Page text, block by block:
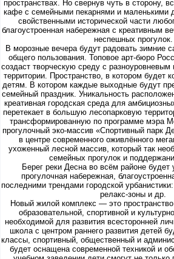
пространствах. Но свернув чуть в сторону,
кафе с семейными пекарнями и маленькими
свойственными исторической части
благоустроенная набережная с креативным
неспешных прогулок.
В морозные вечера будут радовать зимние
общего пользования. Топовое арт-бюро
создаст творческую среду с
территории. Пространство, в котором будет
детям. В котором каждые выходные будут
семейный праздник. Уникальность
креативная городская среда для
перетекает в большую лесопарковую
трансформированную по программе мэра
прогулочный эко-массив «Спортивный парк
в центре современного оживлённого
ухоженный лесной массив, который так
семейных прогулок и
Берег реки Десна во всём районе будет
прогулочная набережная,
последними трендами городской
релакс-зоны и др.
Новый жилой комплекс — это
образовательной, спортивной и
необходимой для развития всесторонней
школа с центром раннего развития детей
классы, спортивный, общественный и
будет оснащена современной техникой и